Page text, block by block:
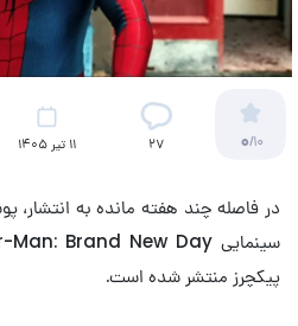
0/10
27 11 تیر 1405
در فاصله چند هفته مانده به انتشار،
پیکچرز منتشر شده است.